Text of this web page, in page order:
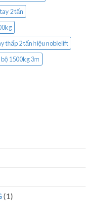
2 tấn
thấp 2 tấn hiệu noblelift
1500kg 3m
(1)